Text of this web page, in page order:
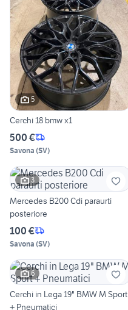
5
Cerchi 18 bmw x1
500 €
Savona (SV)
3
Mercedes B200 Cdi paraurti
posteriore
100 €
Savona (SV)
6
Cerchi in Lega 19" BMW M Sport
+ Pneumatici